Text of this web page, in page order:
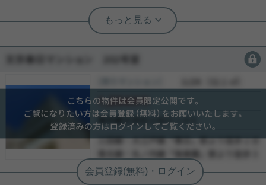
根津駅前センター（実用根津ホーム株式会社 根津駅前センター） スタ
ッフ小西
２面採光の角部屋で日当たり良好です
駅前にはバス便も複数あります。 ペットも２匹まで
飼育可能です。
会員限定
会員限定
会員限定
-